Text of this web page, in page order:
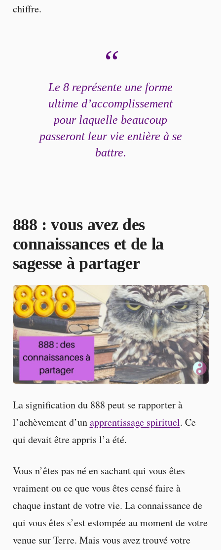
chiffre.
Le 8 représente une forme
ultime d’accomplissement
pour laquelle beaucoup
passeront leur vie entière à se
battre.
888 : vous avez des
connaissances et de la
sagesse à partager
La signification du 888 peut se rapporter à
l’achèvement d’unapprentissage spirituel. Ce
qui devait être appris l’a été.
Vous n’êtes pas né en sachant qui vous êtes
vraiment ou ce que vous êtes censé faire à
chaque instant de votre vie. La connaissance de
qui vous êtes s’est estompée au moment de votre
venue sur Terre. Mais vous avez trouvé votre